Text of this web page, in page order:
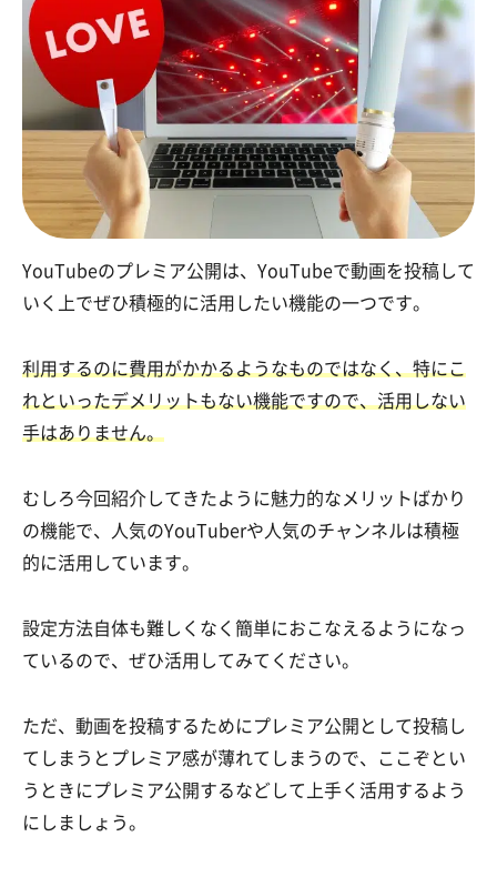
YouTubeのプレミア公開は、YouTubeで動画を投稿して
いく上でぜひ積極的に活用したい機能の一つです。
利用するのに費用がかかるようなものではなく、特にこ
れといったデメリットもない機能ですので、活用しない
手はありません。
むしろ今回紹介してきたように魅力的なメリットばかり
の機能で、人気のYouTuberや人気のチャンネルは積極
的に活用しています。
設定方法自体も難しくなく簡単におこなえるようになっ
ているので、ぜひ活用してみてください。
ただ、動画を投稿するためにプレミア公開として投稿し
てしまうとプレミア感が薄れてしまうので、ここぞとい
うときにプレミア公開するなどして上手く活用するよう
にしましょう。